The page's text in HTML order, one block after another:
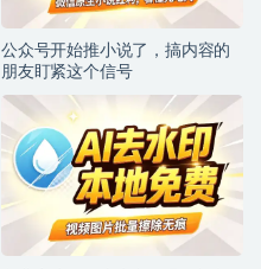
公众号开始推小说了，搞内容的
朋友盯紧这个信号